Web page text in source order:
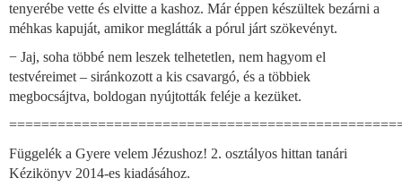
tenyerébe vette és elvitte a kashoz. Már éppen készültek bezárni a
méhkas kapuját, amikor meglátták a pórul járt szökevényt.
− Jaj, soha többé nem leszek telhetetlen, nem hagyom el
testvéreimet – siránkozott a kis csavargó, és a többiek
megbocsájtva, boldogan nyújtották feléje a kezüket.
Függelék a Gyere velem Jézushoz! 2. osztályos hittan tanári
Kézikönyv 2014-es kiadásához.